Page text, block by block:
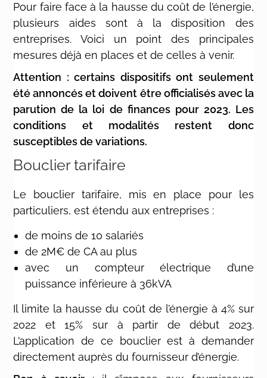
Pour faire face à la hausse du coût de l’énergie,
plusieurs aides sont à la disposition des
entreprises. Voici un point des principales
mesures déjà en places et de celles à venir.
Attention : certains dispositifs ont seulement
été annoncés et doivent être officialisés avec la
parution de la loi de finances pour 2023. Les
conditions et modalités restent donc
susceptibles de variations.
Bouclier tarifaire
Le bouclier tarifaire, mis en place pour les
particuliers, est étendu aux entreprises :
de moins de 10 salariés
de 2M€ de CA au plus
avec un compteur électrique d’une
puissance inférieure à 36kVA
Il limite la hausse du coût de l’énergie à 4% sur
2022 et 15% sur à partir de début 2023.
L’application de ce bouclier est à demander
directement auprès du fournisseur d’énergie.